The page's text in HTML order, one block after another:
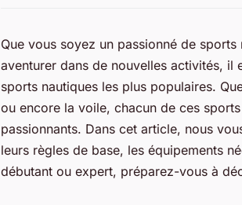
Que vous soyez un passionné de
aventurer dans de nouvelles activités, il
sports nautiques les plus populaires.
ou encore la voile, chacun de ces
passionnants. Dans cet article, nous
leurs règles de base, les équipements
débutant ou expert, préparez-vous à